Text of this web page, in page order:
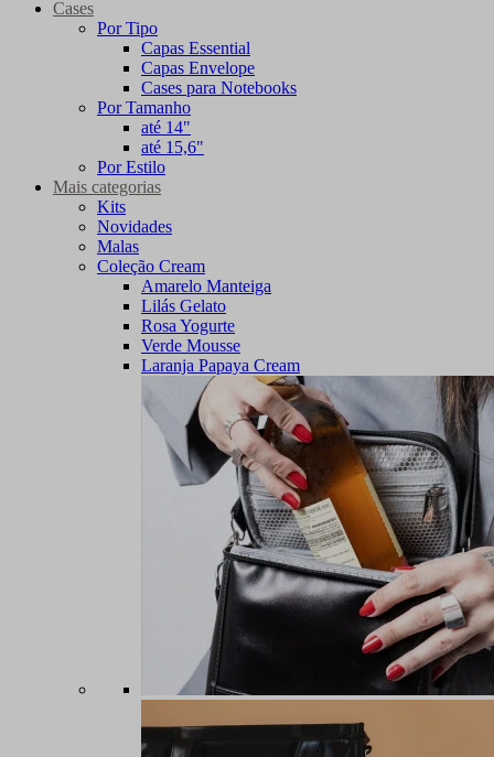
Cases
Por Tipo
Capas Essential
Capas Envelope
Cases para Notebooks
Por Tamanho
até 14"
até 15,6"
Por Estilo
Mais categorias
Kits
Novidades
Malas
Coleção Cream
Amarelo Manteiga
Lilás Gelato
Rosa Yogurte
Verde Mousse
Laranja Papaya Cream